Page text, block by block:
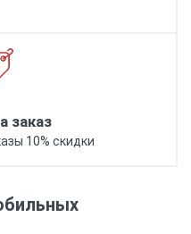
заказ
10% скидки